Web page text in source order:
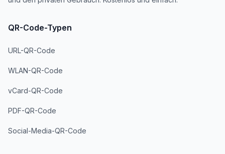
QR-Code-Typen
URL-QR-Code
WLAN-QR-Code
vCard-QR-Code
PDF-QR-Code
Social-Media-QR-Code